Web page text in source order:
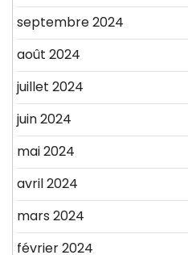
septembre 2024
août 2024
juillet 2024
juin 2024
mai 2024
avril 2024
mars 2024
février 2024